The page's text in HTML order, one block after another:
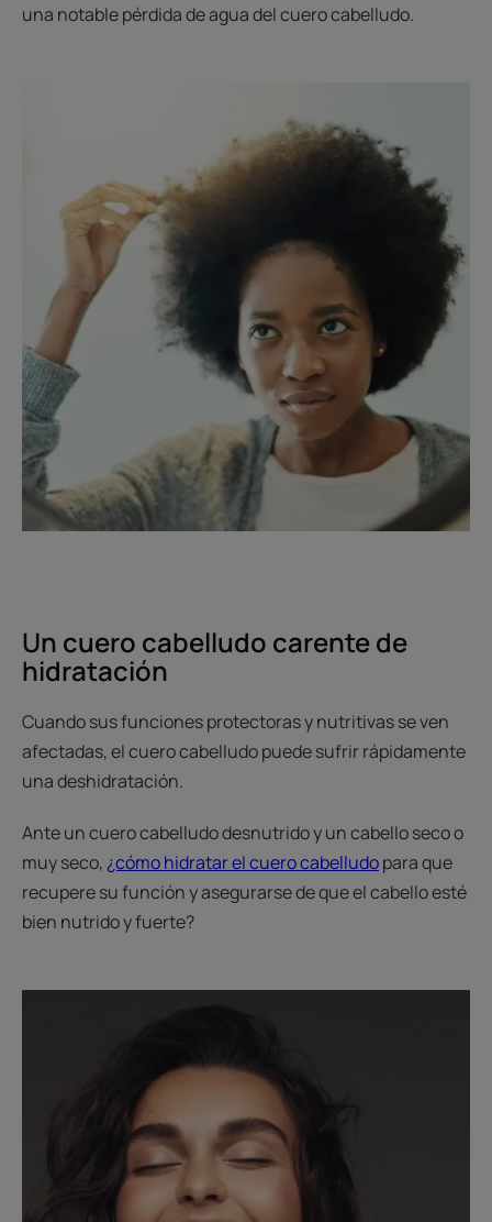
una notable pérdida de agua del cuero cabelludo.
Un cuero cabelludo carente de
hidratación
Cuando sus funciones protectoras y nutritivas se ven
afectadas, el cuero cabelludo puede sufrir rápidamente
una deshidratación.
Ante un cuero cabelludo desnutrido y un cabello seco o
muy seco, ¿cómo hidratar el cuero cabelludopara que
recupere su función y asegurarse de que el cabello esté
bien nutrido y fuerte?